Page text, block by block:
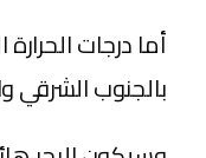
أما درجات
بالجنوب الشرقي